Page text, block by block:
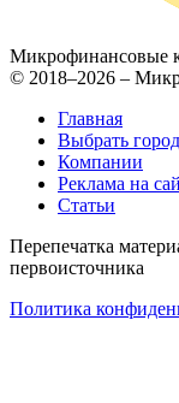
Микрофинансовые
© 2018–2026 –
Главная
Выбрать город
Компании
Реклама на
Статьи
Перепечатка
первоисточника
Политика